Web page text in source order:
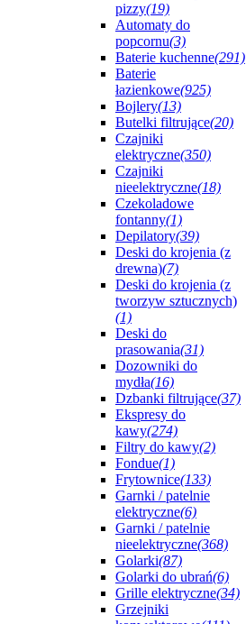
pizzy(19)
Automaty do
popcornu(3)
Baterie kuchenne(291)
Baterie
łazienkowe(925)
Bojlery(13)
Butelki filtrujące(20)
Czajniki
elektryczne(350)
Czajniki
nieelektryczne(18)
Czekoladowe
fontanny(1)
Depilatory(39)
Deski do krojenia (z
drewna)(7)
Deski do krojenia (z
tworzyw sztucznych)
(1)
Deski do
prasowania(31)
Dozowniki do
mydła(16)
Dzbanki filtrujące(37)
Ekspresy do
kawy(274)
Filtry do kawy(2)
Fondue(1)
Frytownice(133)
Garnki / patelnie
elektryczne(6)
Garnki / patelnie
nieelektryczne(368)
Golarki(87)
Golarki do ubrań(6)
Grille elektryczne(34)
Grzejniki